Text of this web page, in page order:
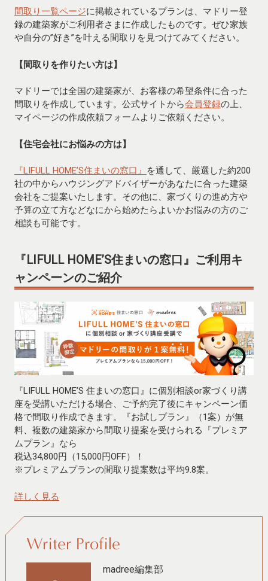
間取り一覧ページに掲載されているプランは、マドリー登
録の建築家がご利用者さまに作成したものです。ぜひ家族
や自分の”好き”を叶える間取りを見つけてみてください。
【間取りを作りたい方は】
マドリーでは全国の建築家が、お客様の希望条件に合った
間取りを作成しています。公式サイトから会員登録の上、
マイページの作成依頼フォームよりご依頼ください。
【住宅会社にお悩みの方は】
『LIFULL HOME’S住まいの窓口』
を通して、厳選した約200
社の中からハウジングアドバイザーがあなたに合った建築
会社をご提案いたします。その他に、家づくりの進め方や
予算の立て方などなにから始めたらよいかお悩みの方のご
相談も可能です。
『LIFULL HOME’S住まいの窓口』 ご利用キ
ャンペーンのご紹介
『LIFULL HOME’S 住まいの窓口』に個別相談or家づくり講
座を受講いただける場合、ご予約完了後にキャンペーン価
格で間取り作成できます。『お試しプラン』（1案）が無
料、複数の建築家から間取り提案を受けられる『プレミア
ムプラン』なら
税込34,800円（15,000円OFF）！
※プレミアムプランの間取り提案数は平均9.8案。
詳しく見る
Writer Profile
madree編集部